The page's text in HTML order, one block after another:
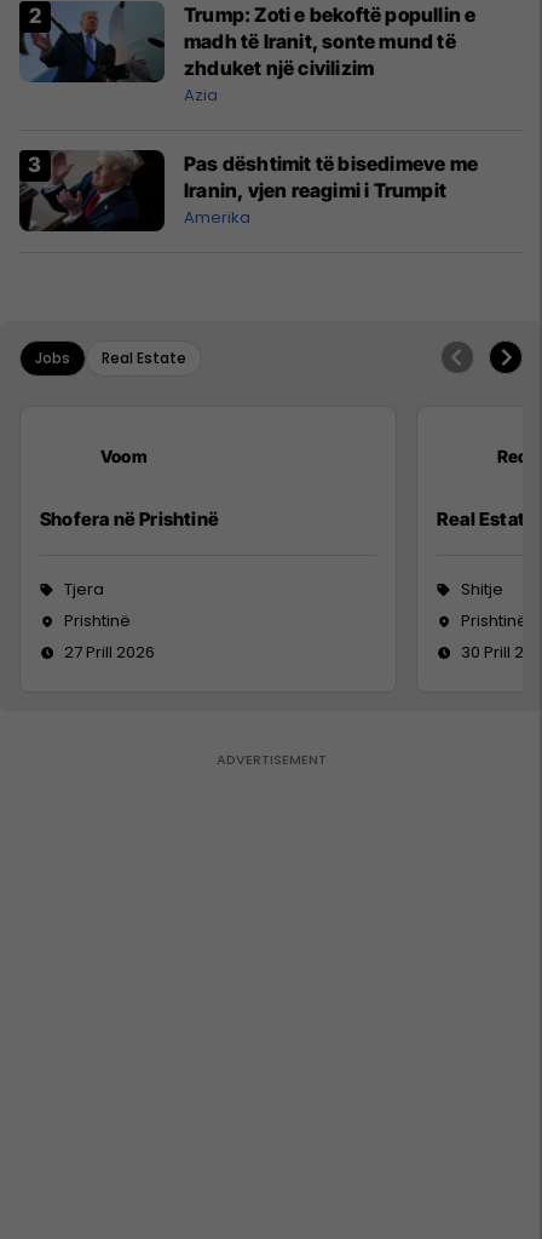
Trump: Zoti e bekoftë popullin e
madh të Iranit, sonte mund të
zhduket një civilizim
Azia
Pas dështimit të bisedimeve me
Iranin, vjen reagimi i Trumpit
Amerika
Jobs Real Estate
Voom
Shofera në Prishtinë
Tjera
Prishtinë
27 Prill 2026
Real Estate
Shitje
Prishtinë
30 Prill